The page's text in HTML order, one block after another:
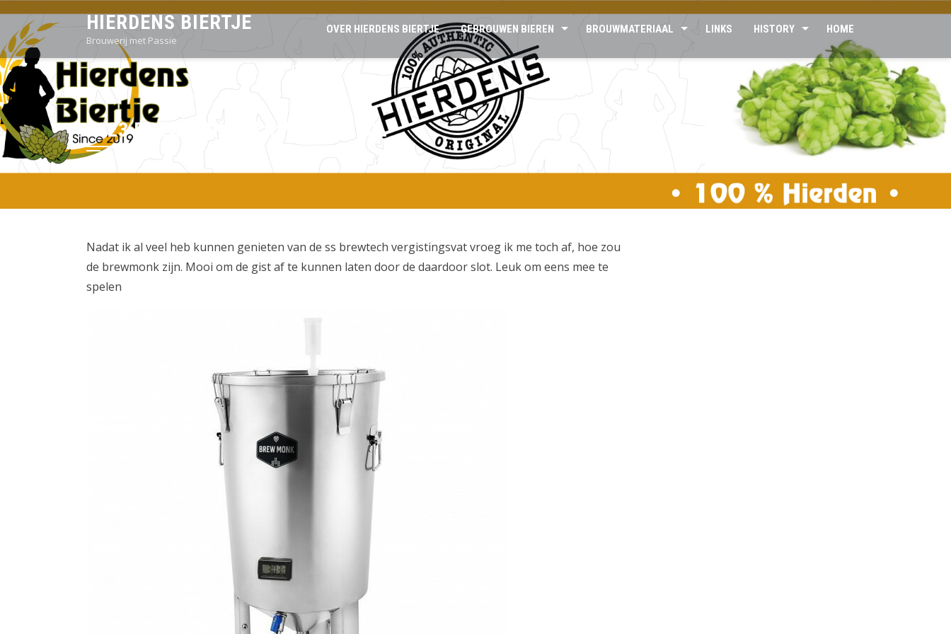
over
en
ga
naar
inhoud
HIERDENS BIERTJE
Brouwerij met Passie
OVER HIERDENS BIERTJE GEBROUWEN BIEREN BROUWMATERIAAL LINKS HISTORY HOME
2023 BREWMONK FERMENTER 30L
Nadat ik al veel heb kunnen genieten van de ss brewtech vergistingsvat vroeg ik me toch af, hoe zou
de brewmonk zijn. Mooi om de gist af te kunnen laten door de daardoor slot. Leuk om eens mee te
spelen